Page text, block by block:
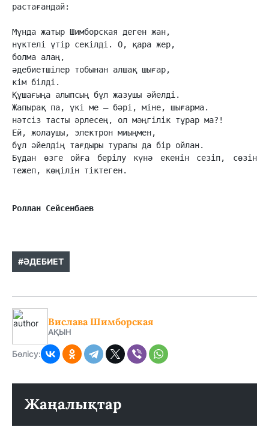
Роллан Сейсенбаев
#ӘДЕБИЕТ
Вислава Шимборская
АҚЫН
Бөлісу:
Жаңалықтар